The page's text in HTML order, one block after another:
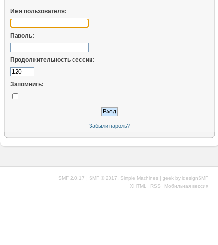
Имя пользователя:
Пароль:
Продолжительность сессии:
Запомнить:
Забыли пароль?
SMF 2.0.17 | SMF © 2017 Simple Machines | geek by idesignSMF
XHTML
RSS Мобильная версия